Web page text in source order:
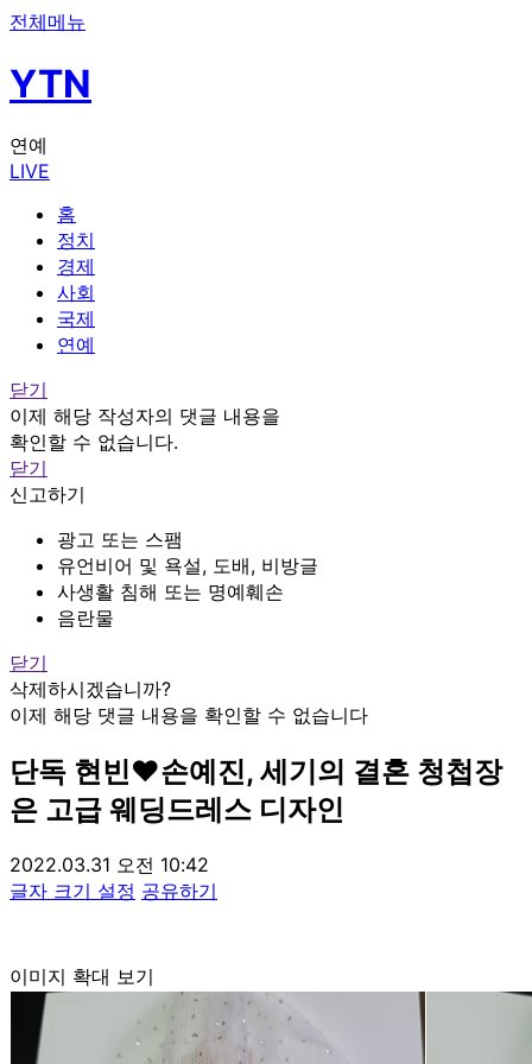
전체메뉴
YTN
연예
LIVE
홈
정치
경제
사회
국제
연예
닫기
이제 해당 작성자의 댓글 내용을
확인할 수 없습니다.
닫기
신고하기
광고 또는 스팸
유언비어 및 욕설, 도배, 비방글
사생활 침해 또는 명예훼손
음란물
닫기
삭제하시겠습니까?
이제 해당 댓글 내용을 확인할 수 없습니다
단독 현빈♥손예진, 세기의 결혼 청첩장
은 고급 웨딩드레스 디자인
2022.03.31 오전 10:42
글자 크기 설정 공유하기
이미지 확대 보기